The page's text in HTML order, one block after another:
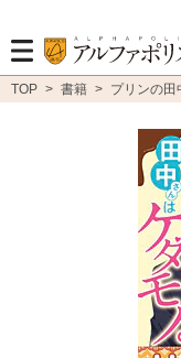
TOP > 書籍 > プリンの田